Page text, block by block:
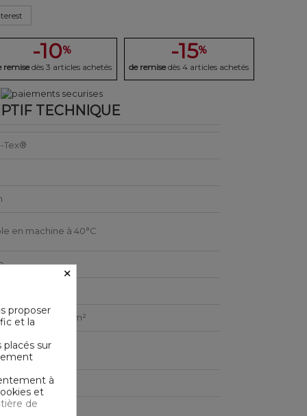
-10%
remise dès 3 articles achetés
-15%
de remise dès 4 articles achetés
TECHNIQUE
Tex®
en machine à 40°C
serré - 57 fils /cm²
cm
×
proposer
et la
placés sur
à
et
de